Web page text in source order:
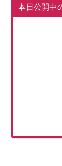
本日公開中